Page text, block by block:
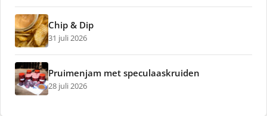
Chip & Dip
31 juli 2026
Pruimenjam met speculaaskruiden
28 juli 2026